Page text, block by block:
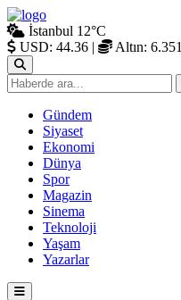
İstanbul 12°C
USD: 44.36 | Altın: 6.351
Gündem
Siyaset
Ekonomi
Dünya
Spor
Magazin
Sinema
Teknoloji
Yaşam
Yazarlar